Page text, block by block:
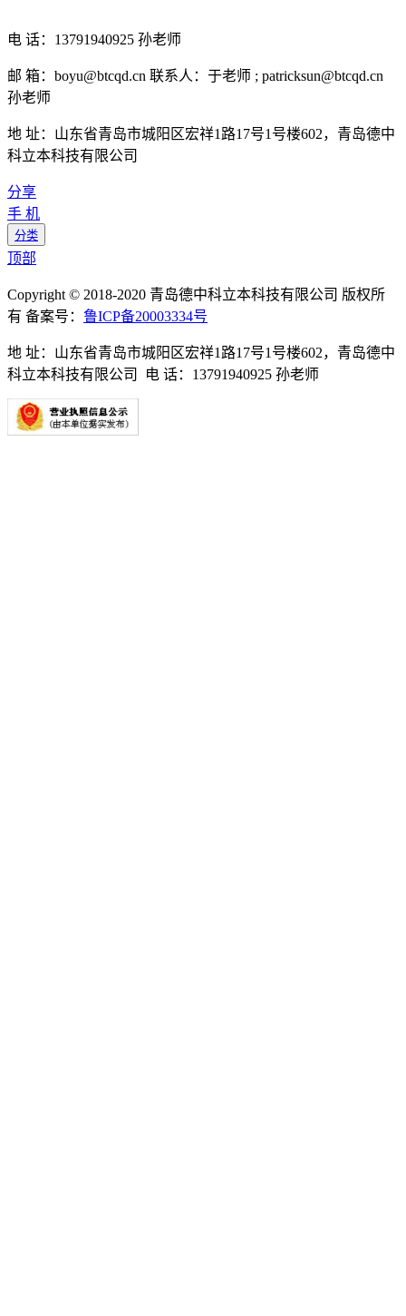
电 话：13791940925 孙老师
邮 箱：boyu@btcqd.cn 联系人：于老师 ; patricksun@btcqd.cn
孙老师
地 址：山东省青岛市城阳区宏祥1路17号1号楼602，青岛德中
科立本科技有限公司
分享
手 机
分类
顶部
Copyright © 2018-2020 青岛德中科立本科技有限公司 版权所
有 备案号： 鲁ICP备20003334号
地 址：山东省青岛市城阳区宏祥1路17号1号楼602，青岛德中
科立本科技有限公司 电 话：13791940925 孙老师